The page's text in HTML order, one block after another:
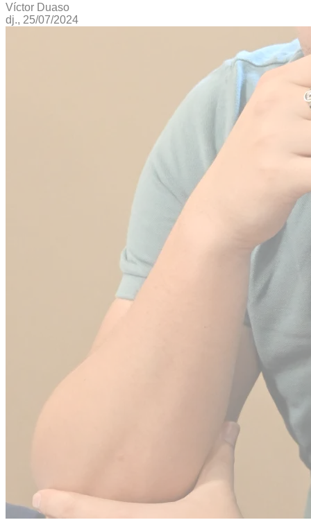
Víctor Duaso
dj., 25/07/2024